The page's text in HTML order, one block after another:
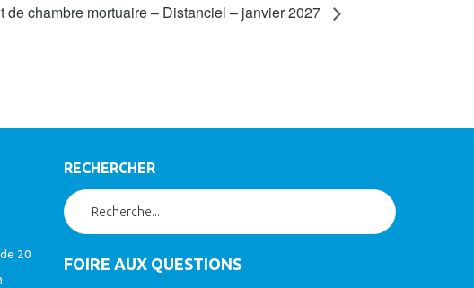
de chambre mortuaire – Distanciel – janvier 2027
20
RECHERCHER
FOIRE AUX QUESTIONS